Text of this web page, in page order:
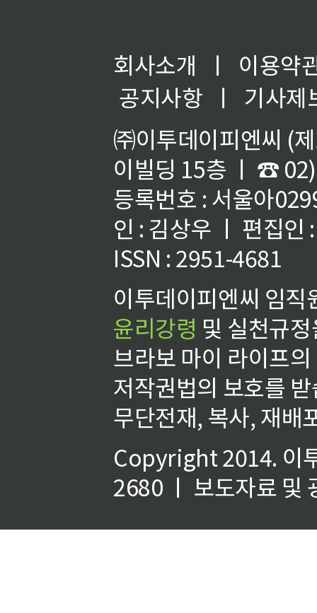
회사소개 ㅣ
이용약
공지사항
ㅣ
기사제
㈜이투데이피엔씨 (
이빌딩 15층 ㅣ ☎
등록번호 : 서울아
인 : 김상우 ㅣ 편집인
ISSN : 2951-4681
이투데이피엔씨 임
윤리강령 및 실천규
브라보 마이 라이프
저작권법의 보호를
무단전재, 복사, 재배
Copyright 2014. 이
2680 ㅣ 보도자료